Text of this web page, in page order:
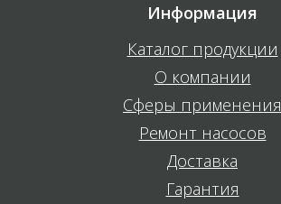
Информация
Каталог продукции
О компании
Сферы применения
Ремонт насосов
Доставка
Гарантия